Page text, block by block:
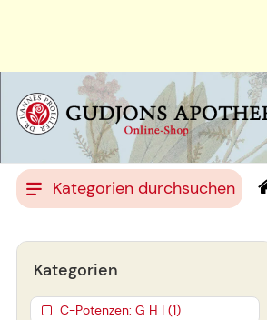
Kategorien durchsuchen
Kategorien
C-Potenzen: G H I (1)